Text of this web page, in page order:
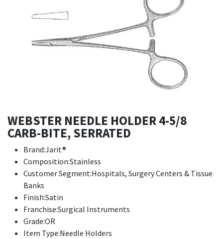
WEBSTER NEEDLE HOLDER 4-5/8
CARB-BITE, SERRATED
Brand:Jarit®
Composition:Stainless
Customer Segment:Hospitals, Surgery Centers & Tissue
Banks
Finish:Satin
Franchise:Surgical Instruments
Grade:OR
Item Type:Needle Holders